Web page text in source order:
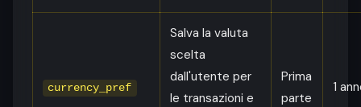
currency_pref
Salva la valuta
scelta
dall'utente per
le transazioni e
Prima
parte
1